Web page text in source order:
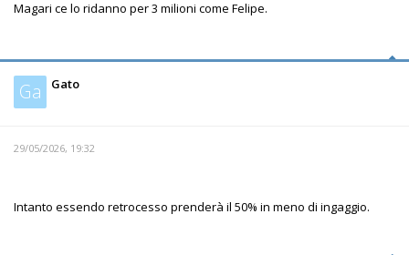
Magari ce lo ridanno per 3 milioni come Felipe.
Ga Gato
29/05/2026, 19:32
Intanto essendo retrocesso prenderà il 50% in meno di ingaggio.